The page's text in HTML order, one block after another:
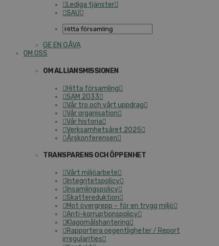
Lediga tjänster
SAU
GE EN GÅVA
OM OSS
OM ALLIANSMISSIONEN
Hitta församling
SAM 2033
Vår tro och vårt uppdrag
Vår organisation
Vår historia
Verksamhetsåret 2025
Årskonferensen
TRANSPARENS OCH ÖPPENHET
Vårt miljöarbete
Integritetspolicy
Insamlingspolicy
Skattereduktion
Mot övergrepp – för en trygg miljö
Anti-korruptionspolicy
Klagomålshantering
Rapportera oegentligheter / Report
irregularities